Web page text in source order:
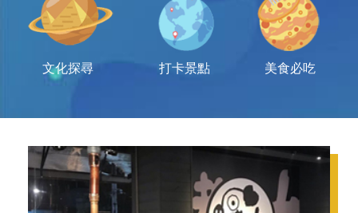
文化探尋 打卡景點 美食必吃